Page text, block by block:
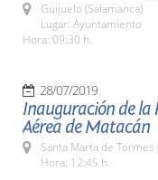
Guijuelo (Salamanca)
Lugar: Ayuntamiento
Hora: 09:30 h.
28/07/2019
Inauguración de la
Aérea de Matacán
Santa Marta de Tormes
Hora: 12:45 h.